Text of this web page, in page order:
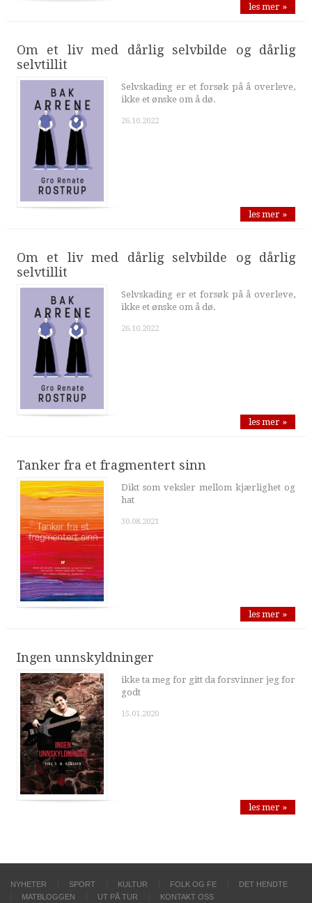
les mer »
Om et liv med dårlig selvbilde og dårlig
selvtillit
Selvskading er et forsøk på å overleve,
ikke et ønske om å dø.
26.10.2022
les mer »
Om et liv med dårlig selvbilde og dårlig
selvtillit
Selvskading er et forsøk på å overleve,
ikke et ønske om å dø.
26.10.2022
les mer »
Tanker fra et fragmentert sinn
Dikt som veksler mellom kjærlighet og
hat
30.08.2021
les mer »
Ingen unnskyldninger
ikke ta meg for gitt da forsvinner jeg for
godt
15.01.2020
les mer »
NYHETER SPORT KULTUR FOLK OG FE
DET HENDTE
MATBLOGGEN
UT PÅ TUR KONTAKT OSS